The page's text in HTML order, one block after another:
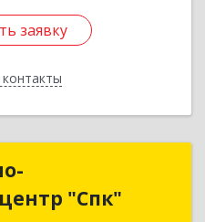
заявку
заявку
"Спк"
центр "Спк"